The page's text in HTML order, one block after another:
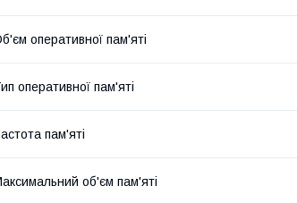
оперативної пам'яті
оперативної пам'яті
пам'яті
об'єм пам'яті